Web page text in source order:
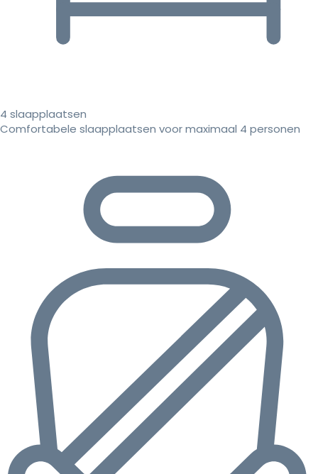
4 slaapplaatsen
Comfortabele slaapplaatsen voor maximaal 4 personen